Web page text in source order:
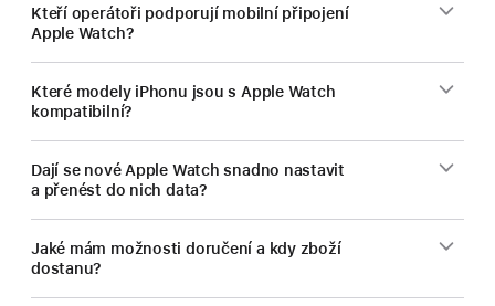
Kteří operátoři podporují mobilní připojení
Apple Watch?
Které modely iPhonu jsou s Apple Watch
kompatibilní?
Dají se nové Apple Watch snadno nastavit
a přenést do nich data?
Jaké mám možnosti doručení a kdy zboží
dostanu?